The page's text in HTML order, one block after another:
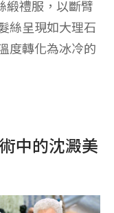
緞禮服，以斷臂
絲呈現如大理石
度轉化為冰冷的
中的沈澱美